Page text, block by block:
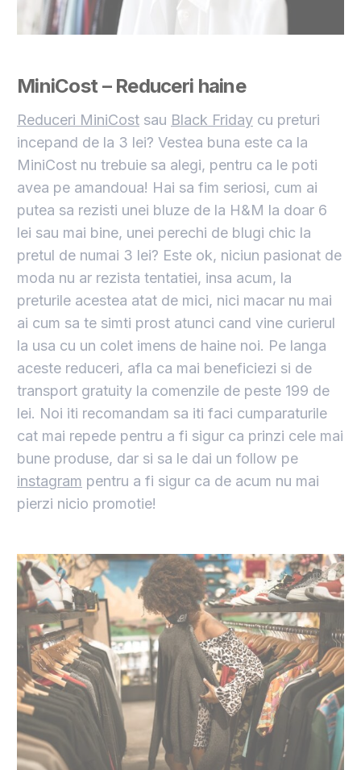
MiniCost – Reduceri haine
Reduceri MiniCost sau Black Friday cu preturi
incepand de la 3 lei? Vestea buna este ca la
MiniCost nu trebuie sa alegi, pentru ca le poti
avea pe amandoua! Hai sa fim seriosi, cum ai
putea sa rezisti unei bluze de la H&M la doar 6
lei sau mai bine, unei perechi de blugi chic la
pretul de numai 3 lei? Este ok, niciun pasionat de
moda nu ar rezista tentatiei, insa acum, la
preturile acestea atat de mici, nici macar nu mai
ai cum sa te simti prost atunci cand vine curierul
la usa cu un colet imens de haine noi. Pe langa
aceste reduceri, afla ca mai beneficiezi si de
transport gratuity la comenzile de peste 199 de
lei. Noi iti recomandam sa iti faci cumparaturile
cat mai repede pentru a fi sigur ca prinzi cele mai
bune produse, dar si sa le dai un follow pe
instagram pentru a fi sigur ca de acum nu mai
pierzi nicio promotie!